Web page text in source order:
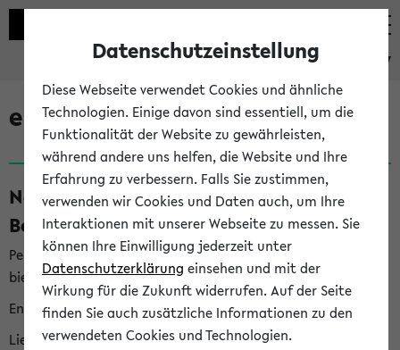
eKVV
eKVV News
Nachhaltigkeitspreis 2026:
Bewerbungsphase gestartet (06.08.26)
Per E-Mail eingestellt von nachhaltigkeitsbuero@uni-
bielefeld.de an den Verteiler 'Alle Studierenden':
English version below
Liebe Studierende,
Datenschutzeinstellung
Diese Webseite verwendet Cookies und ähnliche
Technologien. Einige davon sind essentiell, um die
Funktionalität der Website zu gewährleisten,
während andere uns helfen, die Website und Ihre
Erfahrung zu verbessern. Falls Sie zustimmen,
verwenden wir Cookies und Daten auch, um Ihre
Interaktionen mit unserer Webseite zu messen. Sie
können Ihre Einwilligung jederzeit unter
Datenschutzerklärung einsehen und mit der
Wirkung für die Zukunft widerrufen. Auf der Seite
finden Sie auch zusätzliche Informationen zu den
verwendeten Cookies und Technologien.